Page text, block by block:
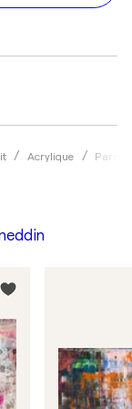
Acrylique